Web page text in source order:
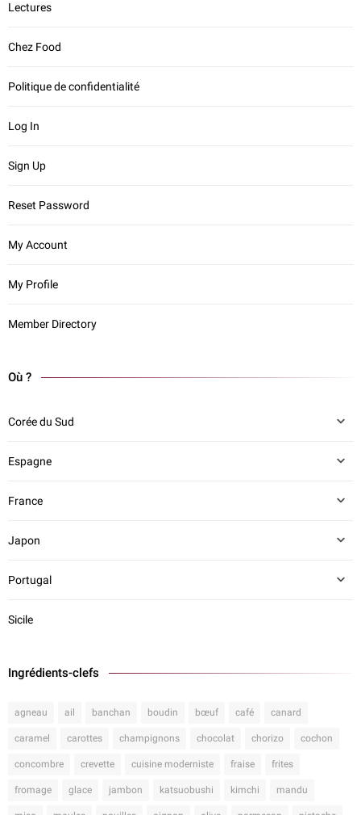
Lectures
Chez Food
Politique de confidentialité
Log In
Sign Up
Reset Password
My Account
My Profile
Member Directory
Où ?
Corée du Sud
Espagne
France
Japon
Portugal
Sicile
Ingrédients-clefs
agneau ail banchan boudin bœuf café canard
caramel carottes champignons chocolat chorizo cochon
concombre crevette cuisine moderniste fraise frites
fromage glace jambon katsuobushi kimchi mandu